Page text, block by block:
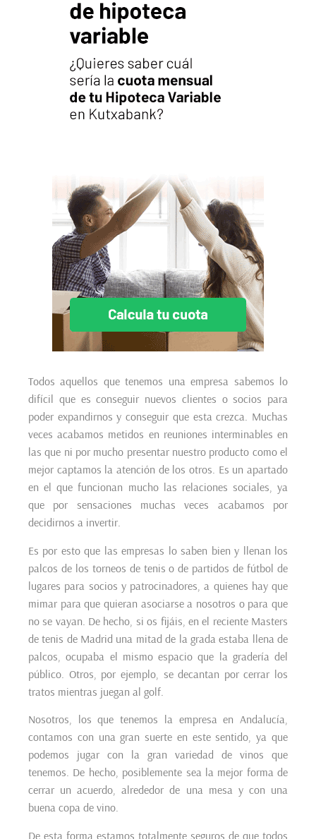
Todos aquellos que tenemos una empresa sabemos lo
difícil que es conseguir nuevos clientes o socios para
poder expandirnos y conseguir que esta crezca. Muchas
veces acabamos metidos en reuniones interminables en
las que ni por mucho presentar nuestro producto como el
mejor captamos la atención de los otros. Es un apartado
en el que funcionan mucho las relaciones sociales, ya
que por sensaciones muchas veces acabamos por
decidirnos a invertir.
Es por esto que las empresas lo saben bien y llenan los
palcos de los torneos de tenis o de partidos de fútbol de
lugares para socios y patrocinadores, a quienes hay que
mimar para que quieran asociarse a nosotros o para que
no se vayan. De hecho, si os fijáis, en el reciente Masters
de tenis de Madrid una mitad de la grada estaba llena de
palcos, ocupaba el mismo espacio que la gradería del
público. Otros, por ejemplo, se decantan por cerrar los
tratos mientras juegan al golf.
Nosotros, los que tenemos la empresa en Andalucía,
contamos con una gran suerte en este sentido, ya que
podemos jugar con la gran variedad de vinos que
tenemos. De hecho, posiblemente sea la mejor forma de
cerrar un acuerdo, alrededor de una mesa y con una
buena copa de vino.
De esta forma estamos totalmente seguros de que todos